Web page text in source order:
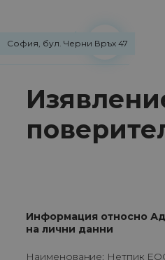
София, бул. Черни Връх 47
Информация относно
на лични данни
Наименование: Нетпик